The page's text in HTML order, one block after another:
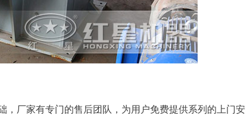
，厂家有专门的售后团队，为用户免费提供系列的上门安